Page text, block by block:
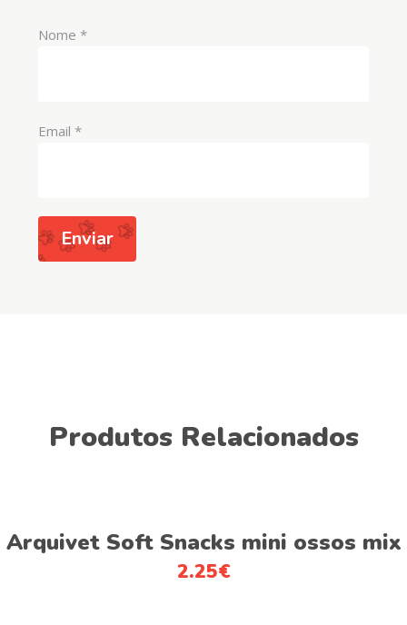
Nome *
Email *
Produtos Relacionados
Adicionar
Arquivet Soft Snacks mini ossos mix
2.25€